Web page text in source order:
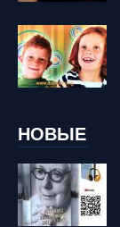
НОВЫЕ